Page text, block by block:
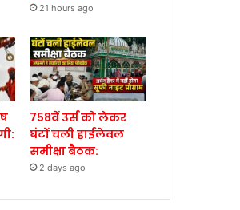
21 hours ago
758वें उर्स को लेकर
घंटों चली हाईलेवल
समीक्षा बैठक:
2 days ago